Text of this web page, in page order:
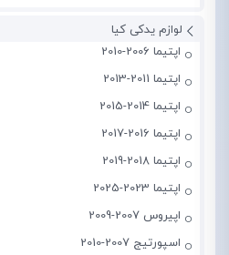
لوازم یدکی کیا
اپتیما 2006-2010
اپتیما 2011-2013
اپتیما 2014-2015
اپتیما 2016-2017
اپتیما 2018-2019
اپتیما 2023-2025
اپیروس 2007-2009
اسپورتیج 2007-2010